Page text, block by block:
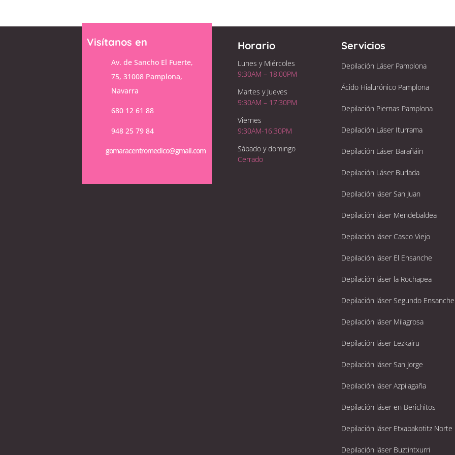
Visítanos en
Av. de Sancho El Fuerte,
75, 31008 Pamplona,
Navarra
680 12 61 88
948 25 79 84
gomaracentromedico@gmail.com
Horario
Lunes y Miércoles
9:30AM – 18:00PM
Martes y Jueves
9:30AM – 17:30PM
Viernes
9:30AM-16:30PM
Sábado y domingo
Cerrado
Servicios
Depilación Láser Pamplona
Ácido Hialurónico Pamplona
Depilación Piernas Pamplona
Depilación Láser Iturrama
Depilación Láser Barañáin
Depilación Láser Burlada
Depilación láser San Juan
Depilación láser Mendebaldea
Depilación láser Casco Viejo
Depilación láser El Ensanche
Depilación láser la Rochapea
Depilación láser Segundo Ensanche
Depilación láser Milagrosa
Depilación láser Lezkairu
Depilación láser San Jorge
Depilación láser Azpilagaña
Depilación láser en Berichitos
Depilación láser Etxabakotitz Norte
Depilación láser Buztintxurri